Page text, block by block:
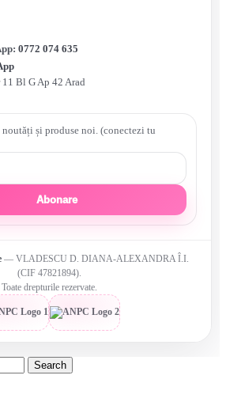
0772 074 635
Bl G Ap 42 Arad
noutăți și produse noi. (conectezi tu
Abonare
— VLADESCU D. DIANA-ALEXANDRA Î.I.
(CIF 47821894).
Toate drepturile rezervate.
Search